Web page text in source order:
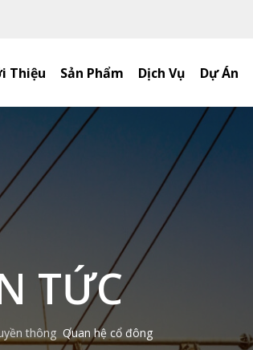
Thiệu Sản Phẩm Dịch Vụ Dự Án
TỨC
thông Quan hệ cổ đông